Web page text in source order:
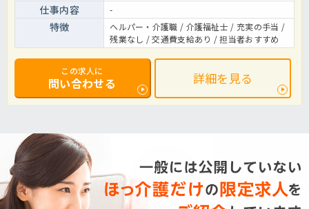
仕事内容 -
特徴
ヘルパー・介護職 / 介護福祉士 / 充実の手当 /
残業なし / 交通費支給あり / 担当者おすすめ
この求人に
問い合わせる 詳細を見る